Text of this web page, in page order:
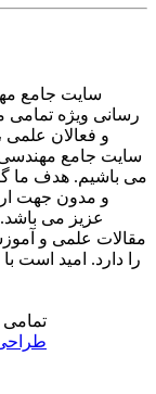
سایت جامع
رسانی ویژه تمامی
و فعالان علمی
سایت جامع مهندسی
می باشیم. هدف ما
و مدون جهت
عزیز می
مقالات علمی و
را دارد. امید است